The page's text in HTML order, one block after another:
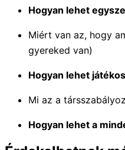
Hogyan lehet
Miért van az, hogy
gyereked van)
Hogyan lehet
Mi az a
Hogyan lehet a